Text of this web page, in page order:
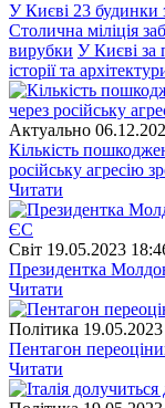
У Києві 23 будинки
Столична міліція
вирубки У Києві за
історії та
Актуально
Кількість
російську агресію
Читати
Свiт 19.05.2023
Президентка
Читати
Полiтика
Пентагон
Читати